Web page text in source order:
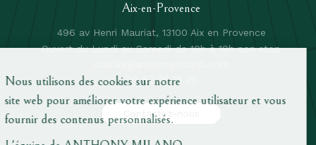
Aix-en-Provence
496 av Henri Mauriat, 13100 Aix en Provence
Ouvert du Lundi au Samedi de 10h à 19h non stop
06 82 28 19 25
Contactez-nous